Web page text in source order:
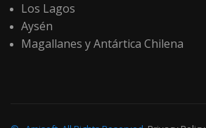
Los Lagos
Aysén
Magallanes y Antártica Chilena